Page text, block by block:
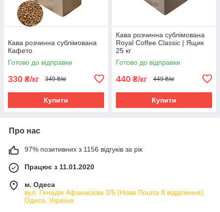
Кава розчинна сублімована
Кафето
Готово до відправки
330 ₴/кг 349 ₴/кг
Купити
Кава розчинна сублімована
Royal Coffee Classic | Ящик
25 кг
Готово до відправки
440 ₴/кг 449 ₴/кг
Купити
Про нас
97% позитивних з 1156 відгуків за рік
Працює з 11.01.2020
м. Одеса
вул. Генадія Афанасієва 3/5 (Нова Пошта 8 відділення),
Одеса, Україна